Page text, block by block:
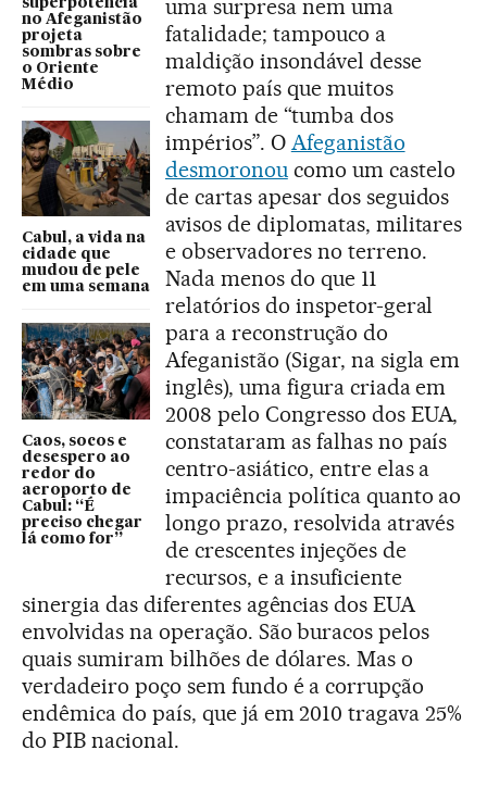
no Afeganistão
projeta
sombras sobre
o Oriente
Médio
Cabul, a vida na
cidade que
mudou de pele
em uma semana
Caos, socos e
desespero ao
redor do
aeroporto de
Cabul: “É
preciso chegar
lá como for”
uma surpresa nem uma
fatalidade; tampouco a
maldição insondável desse
remoto país que muitos
chamam de “tumba dos
impérios”. O Afeganistão
desmoronoucomo um castelo
de cartas apesar dos seguidos
avisos de diplomatas, militares
e observadores no terreno.
Nada menos do que 11
relatórios do inspetor-geral
para a reconstrução do
Afeganistão (Sigar, na sigla em
inglês), uma figura criada em
2008 pelo Congresso dos EUA,
constataram as falhas no país
centro-asiático, entre elas a
impaciência política quanto ao
longo prazo, resolvida através
de crescentes injeções de
recursos, e a insuficiente
sinergia das diferentes agências dos EUA
envolvidas na operação. São buracos pelos
quais sumiram bilhões de dólares. Mas o
verdadeiro poço sem fundo é a corrupção
endêmica do país, que já em 2010 tragava 25%
do PIB nacional.